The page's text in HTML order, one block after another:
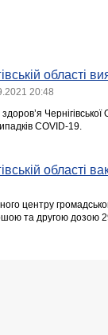
області
20:48
COVID-19.
області
центру
та другою дозою